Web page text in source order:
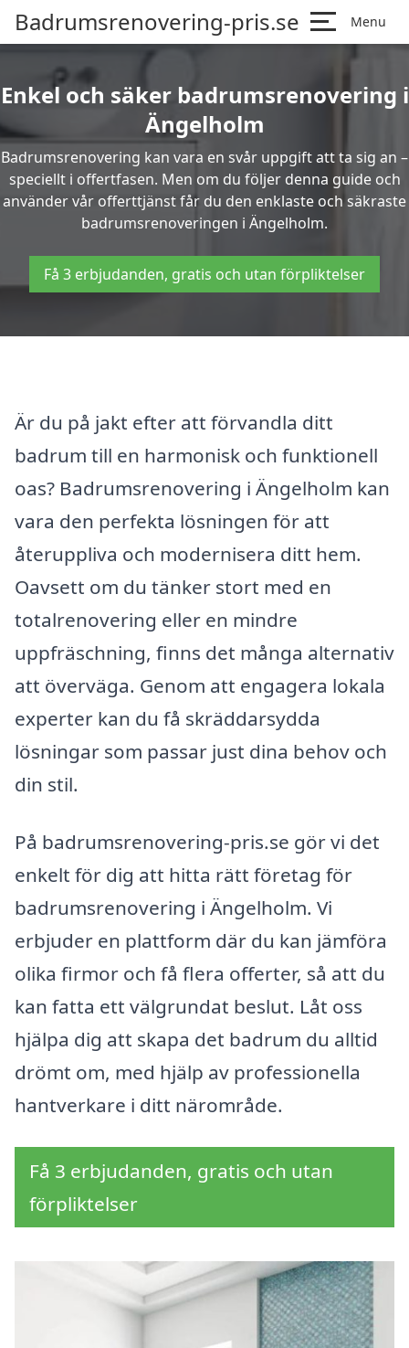
Badrumsrenovering-pris.se Menu
Enkel och säker badrumsrenovering i
Ängelholm
Badrumsrenovering kan vara en svår uppgift att ta sig an –
speciellt i offertfasen. Men om du följer denna guide och
använder vår offerttjänst får du den enklaste och säkraste
badrumsrenoveringen i Ängelholm.
Få 3 erbjudanden, gratis och utan förpliktelser
Är du på jakt efter att förvandla ditt
badrum till en harmonisk och funktionell
oas? Badrumsrenovering i Ängelholm kan
vara den perfekta lösningen för att
återuppliva och modernisera ditt hem.
Oavsett om du tänker stort med en
totalrenovering eller en mindre
uppfräschning, finns det många alternativ
att överväga. Genom att engagera lokala
experter kan du få skräddarsydda
lösningar som passar just dina behov och
din stil.
På badrumsrenovering-pris.se gör vi det
enkelt för dig att hitta rätt företag för
badrumsrenovering i Ängelholm. Vi
erbjuder en plattform där du kan jämföra
olika firmor och få flera offerter, så att du
kan fatta ett välgrundat beslut. Låt oss
hjälpa dig att skapa det badrum du alltid
drömt om, med hjälp av professionella
hantverkare i ditt närområde.
Få 3 erbjudanden, gratis och utan
förpliktelser